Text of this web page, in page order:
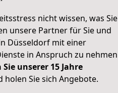
nicht wissen, was Sie
unsere Partner für Sie und
Düsseldorf mit einer
in Anspruch zu nehmen
unserer 15 Jahre
Sie sich Angebote.